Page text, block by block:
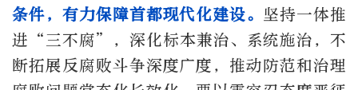
条件，有力保障首都现代化建设。 坚持一体推
进“三不腐”，深化标本兼治、系统施治，不
断拓展反腐败斗争深度广度，推动防范和治理